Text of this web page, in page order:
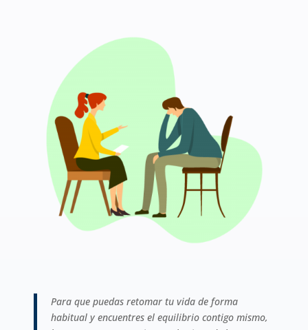
Para que puedas retomar tu vida de forma
habitual y encuentres el equilibrio contigo mismo,